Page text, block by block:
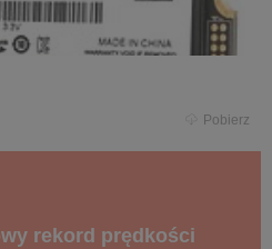
Pobierz
rekord prędkości